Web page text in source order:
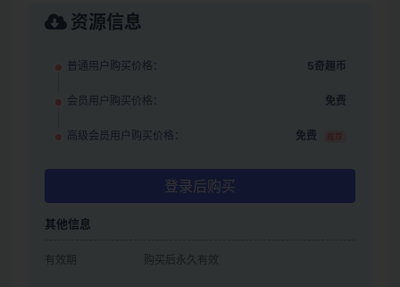
资源信息
普通用户购买价格： 5奇趣币
会员用户购买价格： 免费
高级会员用户购买价格： 免费 推荐
登录后购买
其他信息
有效期 购买后永久有效